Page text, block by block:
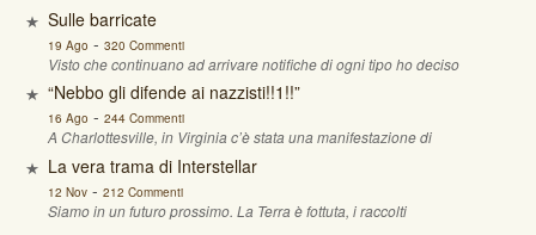
Sulle barricate
19 Ago - 320 Commenti
Visto che continuano ad arrivare notifiche di ogni tipo ho deciso
“Nebbo gli difende ai nazzisti!!1!!”
16 Ago - 244 Commenti
A Charlottesville, in Virginia c’è stata una manifestazione di
La vera trama di Interstellar
12 Nov- 212 Commenti
Siamo in un futuro prossimo. La Terra è fottuta, i raccolti